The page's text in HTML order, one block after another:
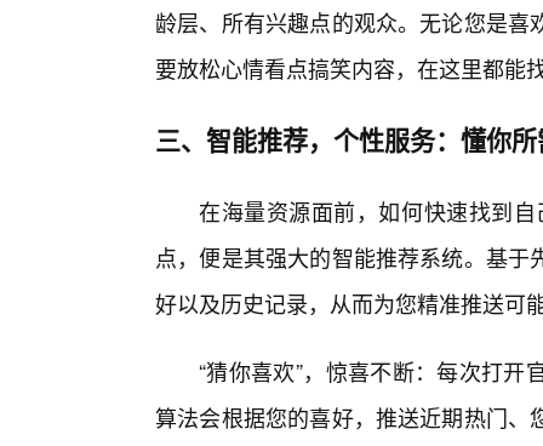
龄层、所有兴趣点的观众。无论您是
要放松心情看点搞笑内容，在这里都能
三、智能推荐，个性服务：懂你
在海量资源面前，如何快速找到
点，便是其强大的智能推荐系统。基
好以及历史记录，从而为您精准推送可
“猜你喜欢”，惊喜不断：每次打
算法会根据您的喜好，推送近期热门